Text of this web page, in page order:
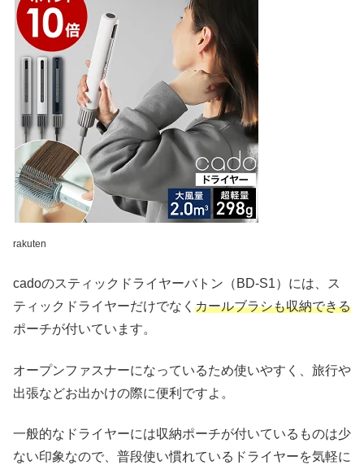
rakuten
cadoのスティックドライヤーバトン（BD-S1）には、ス
ティックドライヤーだけでなく カールブラシも収納できる
ポーチが付いています。
オープンファスナーになっているため使いやすく、旅行や
出張などお出かけの際に便利ですよ。
一般的なドライヤーには収納ポーチが付いているものは少
ない印象なので、普段使い慣れているドライヤーを気軽に